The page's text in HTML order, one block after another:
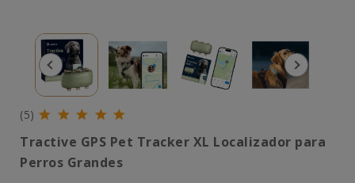
(5)
Tractive GPS Pet Tracker XL Localizador para
Perros Grandes